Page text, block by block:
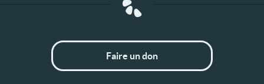
Faire un don